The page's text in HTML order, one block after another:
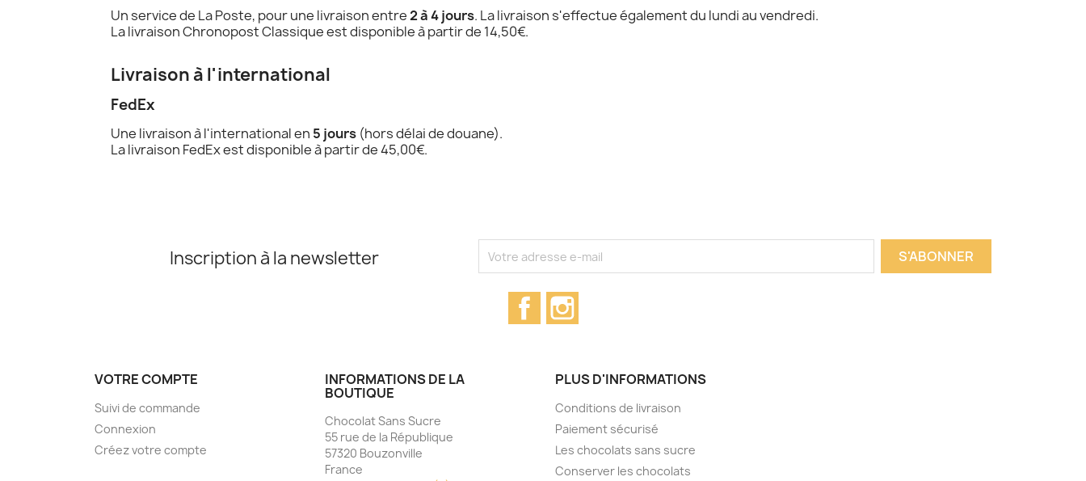
Un service de La Poste, pour une livraison entre2 à 4 jours. La livraison s'effectue également du lundi au vendredi.
La livraison Chronopost Classique est disponible à partir de 14,50€.
Livraison à l'international
FedEx
Une livraison à l'international en 5 jours (hors délai de douane).
La livraison FedEx est disponible à partir de 45,00€.
Inscription à la newsletter
Facebook
VOTRE COMPTE
Suivi de commande
Connexion
Créez votre compte
INFORMATIONS DE LA
BOUTIQUE
Chocolat Sans Sucre
55 rue de la République
57320 Bouzonville
France
PLUS D'INFORMATIONS
Conditions de livraison
Paiement sécurisé
Les chocolats sans sucre
Conserver les chocolats